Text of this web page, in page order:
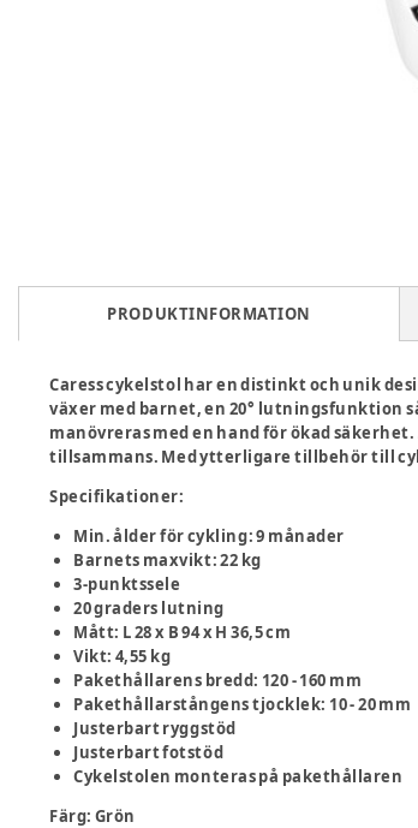
PRODUKTINFORMATION
Caress cykelstol har en distinkt och unik
växer med barnet, en 20° lutningsfunktion
manövreras med en hand för ökad
tillsammans. Med ytterligare tillbehör till
Specifikationer:
Min. ålder för cykling: 9 månader
Barnets maxvikt: 22 kg
3-punktssele
20 graders lutning
Mått: L 28 x B 94 x H 36,5 cm
Vikt: 4,55 kg
Pakethållarens bredd: 120 - 160 mm
Pakethållarstångens tjocklek: 10 - 20 mm
Justerbart ryggstöd
Justerbart fotstöd
Cykelstolen monteras på pakethållaren
Färg: Grön